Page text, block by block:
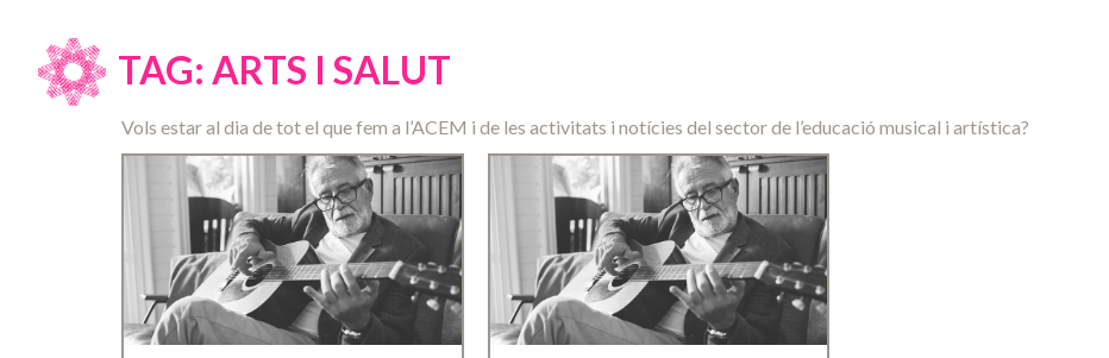
TAG: ARTS I SALUT
Vols estar al dia de tot el que fem a l’ACEM i de les activitats i notícies del sector de l’educació musical i artística?